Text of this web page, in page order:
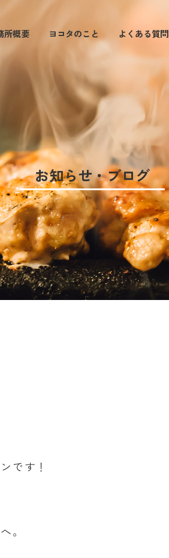
所概要 ヨコタのこと よくある質問
お知らせ・ブログ
です！
。